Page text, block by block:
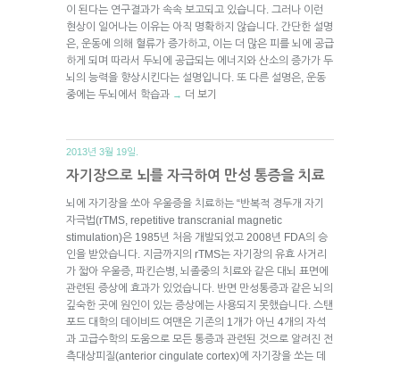
이 된다는 연구결과가 속속 보고되고 있습니다. 그러나 이런
현상이 일어나는 이유는 아직 명확하지 않습니다. 간단한 설명
은, 운동에 의해 혈류가 증가하고, 이는 더 많은 피를 뇌에 공급
하게 되며 따라서 두뇌에 공급되는 에너지와 산소의 증가가 두
뇌의 능력을 향상시킨다는 설명입니다. 또 다른 설명은, 운동
중에는 두뇌에서 학습과 → 더 보기
2013년 3월 19일.
자기장으로 뇌를 자극하여 만성 통증을 치료
뇌에 자기장을 쏘아 우울증을 치료하는 “반복적 경두개 자기
자극법(rTMS, repetitive transcranial magnetic
stimulation)은 1985년 처음 개발되었고 2008년 FDA의 승
인을 받았습니다. 지금까지의 rTMS는 자기장의 유효 사거리
가 짧아 우울증, 파킨슨병, 뇌졸중의 치료와 같은 대뇌 표면에
관련된 증상에 효과가 있었습니다. 반면 만성통증과 같은 뇌의
깊숙한 곳에 원인이 있는 증상에는 사용되지 못했습니다. 스탠
포드 대학의 데이비드 여맨은 기존의 1개가 아닌 4개의 자석
과 고급수학의 도움으로 모든 통증과 관련된 것으로 알려진 전
측대상피질(anterior cingulate cortex)에 자기장을 쏘는 데